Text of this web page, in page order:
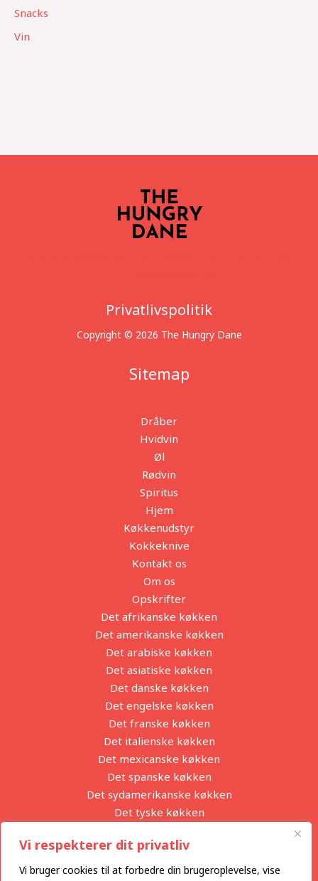
Vi respekterer dit privatliv
Vi bruger cookies til at forbedre din brugeroplevelse, vise
Snacks
Vin
Privatlivspolitik
Copyright © 2026 The Hungry Dane
Sitemap
Dråber
Hvidvin
Øl
Rødvin
Spiritus
Hjem
Køkkenudstyr
Kokkeknive
Kontakt os
Om os
Opskrifter
Det afrikanske køkken
Det amerikanske køkken
Det arabiske køkken
Det asiatiske køkken
Det danske køkken
Det engelske køkken
Det franske køkken
Det italienske køkken
Det mexicanske køkken
Det spanske køkken
Det sydamerikanske køkken
Det tyske køkken
Privatlivspolitik